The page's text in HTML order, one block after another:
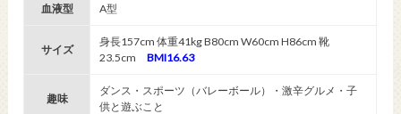
血液型 A型
サイズ
身長157cm 体重41kg B80cm W60cm H86cm 靴
23.5cm BMI16.63
趣味
ダンス・スポーツ（バレーボール）・激辛グルメ・子
供と遊ぶこと